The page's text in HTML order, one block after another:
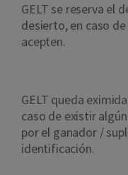
GELT se reserva el
desierto, en caso
acepten.
GELT queda
caso de existir
por el ganador /
identificación.